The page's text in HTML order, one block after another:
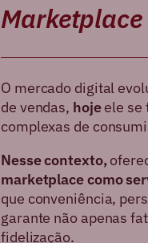
O mercado digital
de vendas, hojeele se
complexas de
Nesse contexto,
marketplace como
que conveniência,
garante não apenas
fidelização.